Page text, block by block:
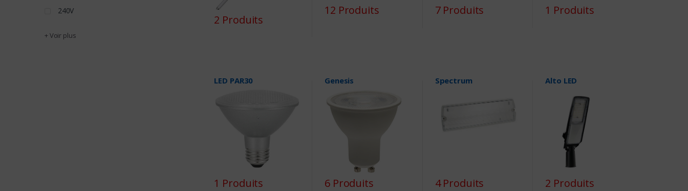
2 Produits
12 Produits 7 Produits 1 Produits
LED PAR30
1 Produits
Genesis
6 Produits
Spectrum
4 Produits
Alto LED
2 Produits
240V
+ Voir plus